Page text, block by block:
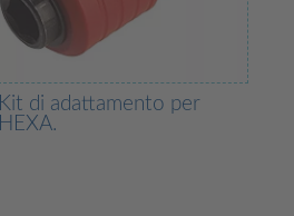
Kit di adattamento per
HEXA.